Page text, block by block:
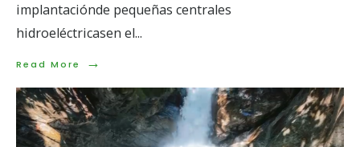
implantaciónde pequeñas centrales
hidroeléctricasen el...
Read More →
Read
Ríos
de
Mujeres